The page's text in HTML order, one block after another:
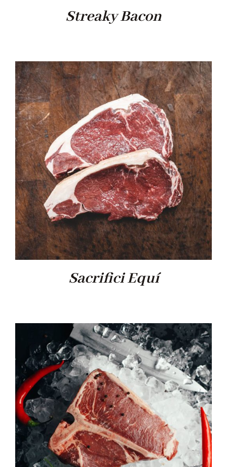
Streaky Bacon
Sacrifici Equí